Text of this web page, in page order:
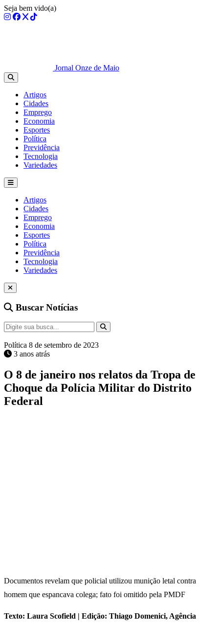
Seja bem vido(a)
Jornal Onze de Maio
Artigos
Cidades
Emprego
Economia
Esportes
Política
Previdência
Tecnologia
Variedades
Artigos
Cidades
Emprego
Economia
Esportes
Política
Previdência
Tecnologia
Variedades
Buscar Notícias
Política 8 de setembro de 2023
3 anos atrás
O 8 de janeiro nos relatos da Tropa de
Choque da Polícia Militar do Distrito
Federal
Documentos revelam que policial utilizou munição letal contra
homem que espancava colega; fato foi omitido pela PMDF
Texto: Laura Scofield | Edição: Thiago Domenici, Agência